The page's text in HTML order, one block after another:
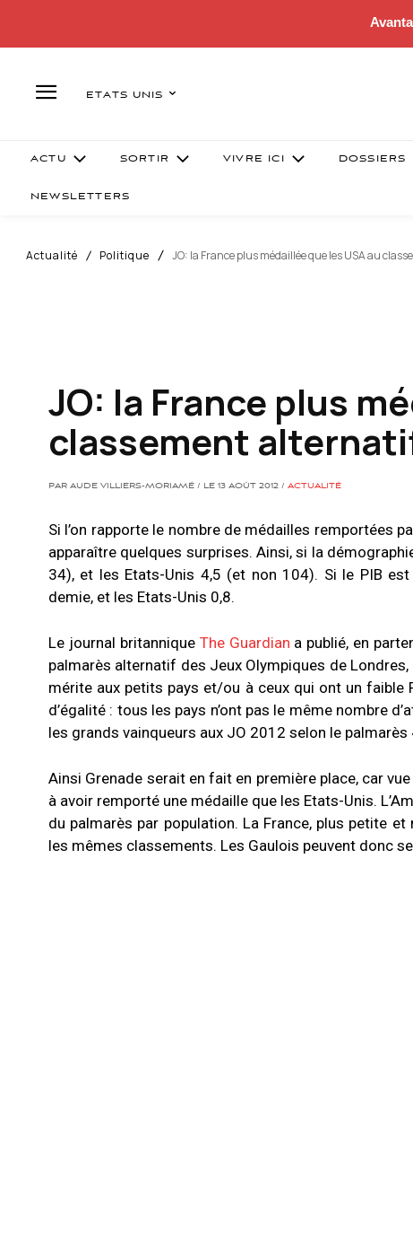
ETATS UNIS
ACTU SORTIR VIVRE ICI DOSSIERS
NEWSLETTERS
Actualité Politique JO: la France plus médaillée que les USA au
JO: la France plus
classement
PAR AUDE VILLIERS-MORIAMÉ / LE 13 AOÛT 2012 / ACTUALITÉ
Si l’on rapporte le nombre de médailles remportées
apparaître quelques surprises. Ainsi, si la
34), et les Etats-Unis 4,5 (et non 104). Si le PIB
demie, et les Etats-Unis 0,8.
Le journal britannique The Guardian a publié, en
palmarès alternatif des Jeux Olympiques de
mérite aux petits pays et/ou à ceux qui ont un
d’égalité : tous les pays n’ont pas le même nombre
les grands vainqueurs aux JO 2012 selon le palmarès
Ainsi Grenade serait en fait en première place, car
à avoir remporté une médaille que les Etats-Unis.
du palmarès par population. La France, plus petite
les mêmes classements. Les Gaulois peuvent donc